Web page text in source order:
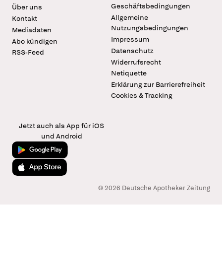
Über uns
Kontakt
Mediadaten
Abo kündigen
RSS-Feed
Geschäftsbedingungen
Allgemeine
Nutzungsbedingungen
Impressum
Datenschutz
Widerrufsrecht
Netiquette
Erklärung zur Barrierefreiheit
Cookies & Tracking
Jetzt auch als App für iOS
und Android
Jetzt bei Google Play
Laden im App Store
© 2026 Deutsche Apotheker Zeitung